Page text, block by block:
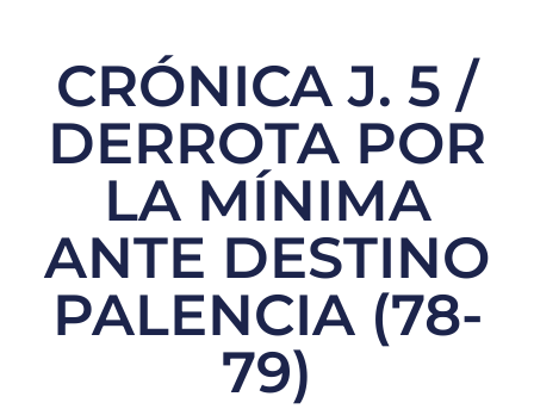
CRÓNICA J. 5 /
DERROTA POR
LA MÍNIMA
ANTE DESTINO
PALENCIA (78-
79)